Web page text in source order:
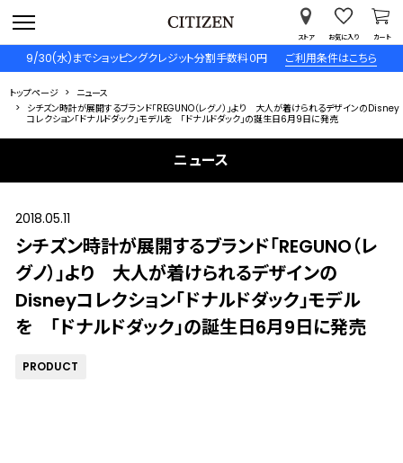
9/30(水)までショッピングクレジット分割手数料０円 ご利用条件はこちら
ストア お気に入り カート
トップページ
ニュース
シチズン時計が展開するブランド「REGUNO（レグノ）」より 大人が着けられるデザインのDisney
コレクション「ドナルドダック」モデルを 「ドナルドダック」の誕生日6月9日に発売
ニュース
2018.05.11
シチズン時計が展開するブランド「REGUNO（レ
グノ）」より 大人が着けられるデザインの
Disneyコレクション「ドナルドダック」モデル
を 「ドナルドダック」の誕生日6月9日に発売
PRODUCT